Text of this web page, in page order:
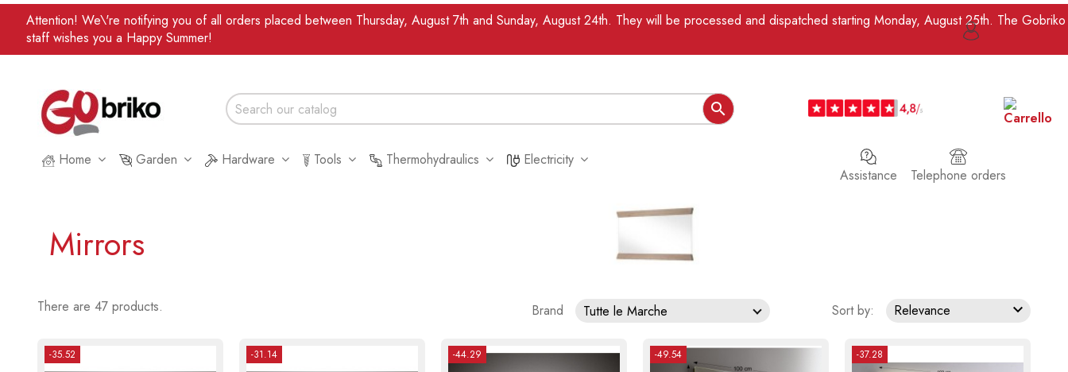
Attention! We\'re notifying you of all orders placed between Thursday, August 7th and Sunday, August 24th. They will be processed and dispatched starting Monday, August 25th. The Gobriko
staff wishes you a Happy Summer!

Home Garden Hardware Tools Thermohydraulics
Electricity
Telephone orders
Assistance
Mirrors
There are 47 products. Brand Tutte le Marche Sort by: Relevance 
-35.52 -31.14 -44.29 -49.54 -37.28